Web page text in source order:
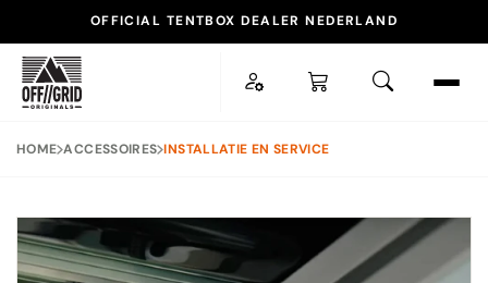
OFFICIAL TENTBOX DEALER NEDERLAND
POPULAIRE ZOEKOPDRACHTEN
HOME ACCESSOIRES INSTALLATIE EN SERVICE